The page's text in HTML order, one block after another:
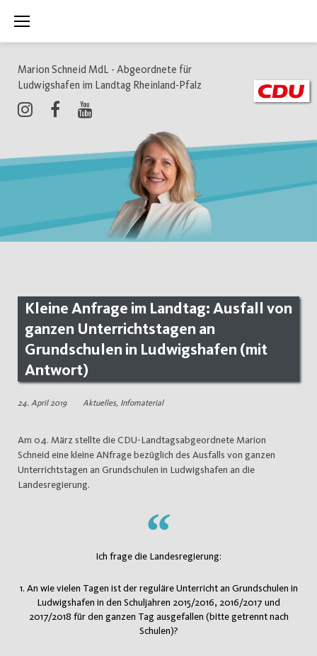
Inhalt
Marion Schneid MdL - Abgeordnete für
Ludwigshafen im Landtag Rheinland-Pfalz
Kleine Anfrage im Landtag: Ausfall von
ganzen Unterrichtstagen an
Grundschulen in Ludwigshafen (mit
Antwort)
24. April 2019 Aktuelles, Infomaterial
Am 04. März stellte die CDU-Landtagsabgeordnete Marion
Schneid eine kleine ANfrage bezüglich des Ausfalls von ganzen
Unterrichtstagen an Grundschulen in Ludwigshafen an die
Landesregierung.
Ich frage die Landesregierung:
1. An wie vielen Tagen ist der reguläre Unterricht an Grundschulen in
Ludwigshafen in den Schuljahren 2015/2016, 2016/2017 und
2017/2018 für den ganzen Tag ausgefallen (bitte getrennt nach
Schulen)?